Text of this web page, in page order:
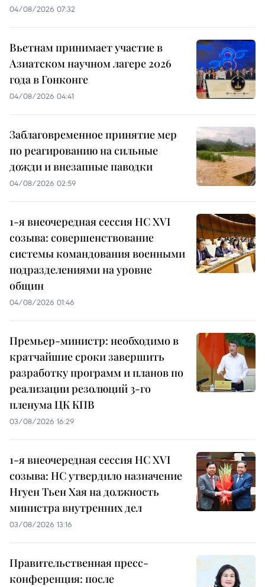
04/08/2026 07:32
Вьетнам принимает участие в
Азиатском научном лагере 2026
года в Гонконге
04/08/2026 04:41
Заблаговременное принятие мер
по реагированию на сильные
дожди и внезапные паводки
04/08/2026 02:59
1-я внеочередная сессия НС XVI
созыва: совершенствование
системы командования военными
подразделениями на уровне
общин
04/08/2026 01:46
Премьер-министр: необходимо в
кратчайшие сроки завершить
разработку программ и планов по
реализации резолюций 3-го
пленума ЦК КПВ
03/08/2026 16:29
1-я внеочередная сессия НС XVI
созыва: НС утвердило назначение
Нгуен Тьен Хая на должность
министра внутренних дел
03/08/2026 13:16
Правительственная пресс-
конференция: после